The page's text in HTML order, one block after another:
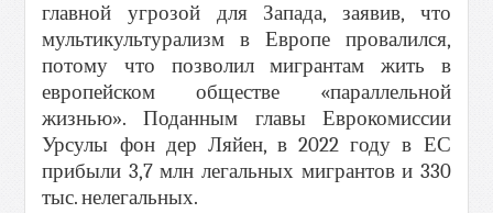
главной угрозой для Запада, заявив, что
мультикультурализм в Европе провалился,
потому что позволил мигрантам жить в
европейском обществе «параллельной
жизнью». Поданным главы Еврокомиссии
Урсулы фон дер Ляйен, в 2022 году в ЕС
прибыли 3,7 млн легальных мигрантов и 330
тыс. нелегальных.